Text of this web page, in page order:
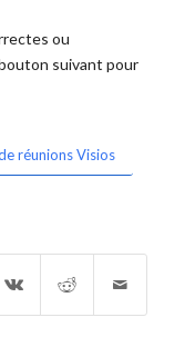
ou
suivant pour
réunions Visios